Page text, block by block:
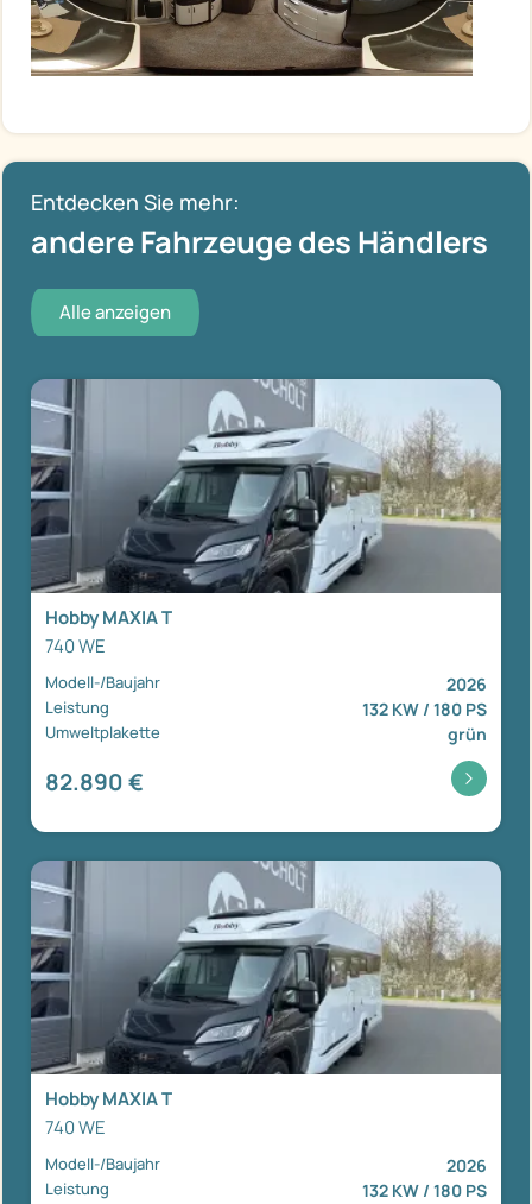
Entdecken Sie mehr:
andere Fahrzeuge des Händlers
Alle anzeigen
Hobby MAXIA T
740 WE
Modell-/Baujahr 2026
Leistung 132 KW / 180 PS
Umweltplakette grün
82.890 €
Hobby MAXIA T
740 WE
Modell-/Baujahr 2026
Leistung 132 KW / 180 PS